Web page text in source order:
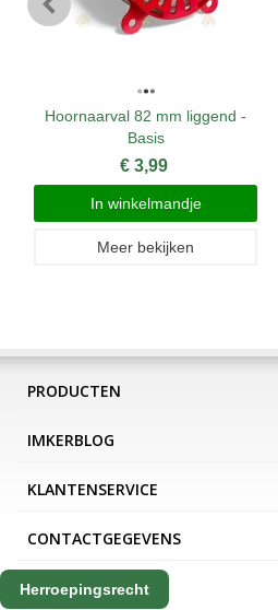
Hoornaarval 82 mm liggend -
Basis
€ 3,99
In winkelmandje
Meer bekijken
PRODUCTEN
IMKERBLOG
KLANTENSERVICE
CONTACTGEGEVENS
Herroepingsrecht